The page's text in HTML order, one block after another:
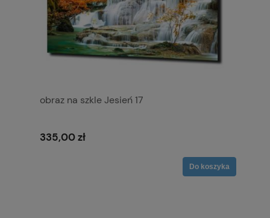
obraz na szkle Jesień 17
335,00 zł
Do koszyka